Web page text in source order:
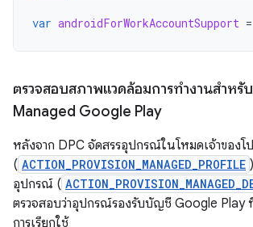
var androidForWorkAccountSupport =
ตรวจสอบสภาพแวดล้อมการทำงานสำห
Managed Google Play
หลังจาก DPC จัดสรรอุปกรณ์ในโหมดเจ้าของโ
( ACTION_PROVISION_MANAGED_PROFILE
อุปกรณ์ (
ตรวจสอบว่าอุปกรณ์รองรับบัญชี Google Play ที่
การเรียกใช้